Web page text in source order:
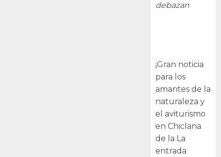
debazan
¡Gran noticia
para los
amantes de la
naturaleza y
el aviturismo
en Chiclana
de la La
entrada